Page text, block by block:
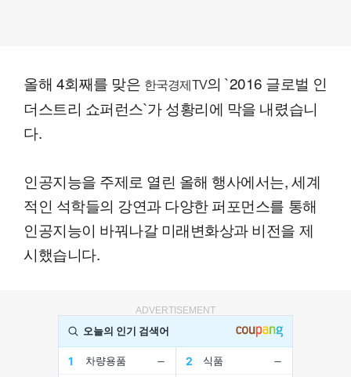
올해 4회째를 맞은 한국경제TV의 `2016 글로벌 인
더스트리 쇼퍼런스`가 성황리에 막을 내렸습니
다.
인공지능을 주제로 열린 올해 행사에서는, 세계
적인 석학들의 강연과 다양한 퍼포먼스를 통해
인공지능이 바꿔나갈 미래변화상과 비전을 제
시했습니다.
ADVERTISEMENT